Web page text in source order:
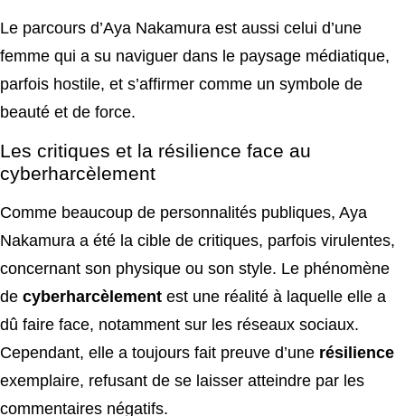
Le parcours d’Aya Nakamura est aussi celui d’une
femme qui a su naviguer dans le paysage médiatique,
parfois hostile, et s’affirmer comme un symbole de
beauté et de force.
Les critiques et la résilience face au
cyberharcèlement
Comme beaucoup de personnalités publiques, Aya
Nakamura a été la cible de critiques, parfois virulentes,
concernant son physique ou son style. Le phénomène
de cyberharcèlement est une réalité à laquelle elle a
dû faire face, notamment sur les réseaux sociaux.
Cependant, elle a toujours fait preuve d’une résilience
exemplaire, refusant de se laisser atteindre par les
commentaires négatifs.